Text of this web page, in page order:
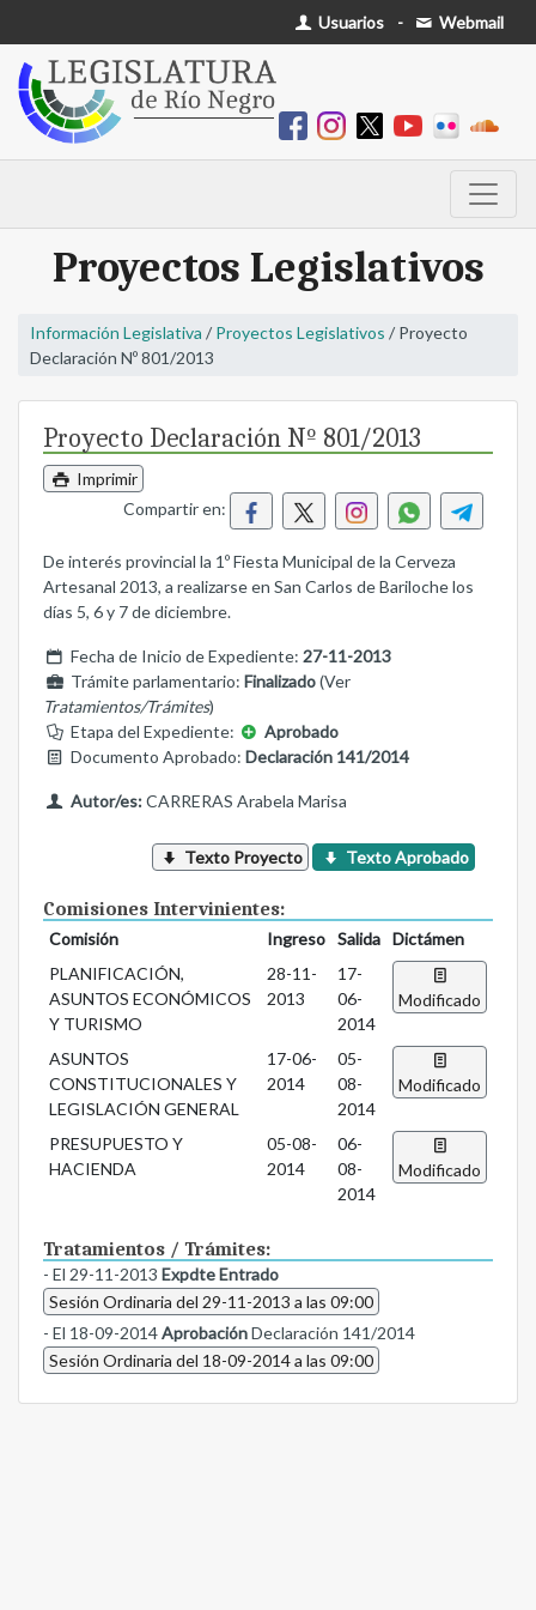
Usuarios - Webmail
Proyectos Legislativos
Información Legislativa / Proyectos Legislativos / Proyecto
Declaración Nº 801/2013
Proyecto Declaración Nº 801/2013
Imprimir
Compartir en:
De interés provincial la 1º Fiesta Municipal de la Cerveza
Artesanal 2013, a realizarse en San Carlos de Bariloche los
días 5, 6 y 7 de diciembre.
Fecha de Inicio de Expediente: 27-11-2013
Trámite parlamentario: Finalizado(Ver
Tratamientos/Trámites)
Etapa del Expediente:
Aprobado
Documento Aprobado: Declaración 141/2014
Autor/es:CARRERAS Arabela Marisa
Texto Proyecto Texto Aprobado
Comisiones Intervinientes:
Comisión Ingreso Salida
Dictámen
PLANIFICACIÓN,
ASUNTOS ECONÓMICOS
Y TURISMO
28-11-
2013
17-
06-
2014
Modificado
ASUNTOS
CONSTITUCIONALES Y
LEGISLACIÓN GENERAL
17-06-
2014
05-
08-
2014
Modificado
PRESUPUESTO Y
HACIENDA
05-08-
2014
06-
08-
2014
Modificado
Tratamientos / Trámites:
- El 29-11-2013 Expdte Entrado
Sesión Ordinaria del 29-11-2013 a las 09:00
- El 18-09-2014AprobaciónDeclaración 141/2014
Sesión Ordinaria del 18-09-2014 a las 09:00